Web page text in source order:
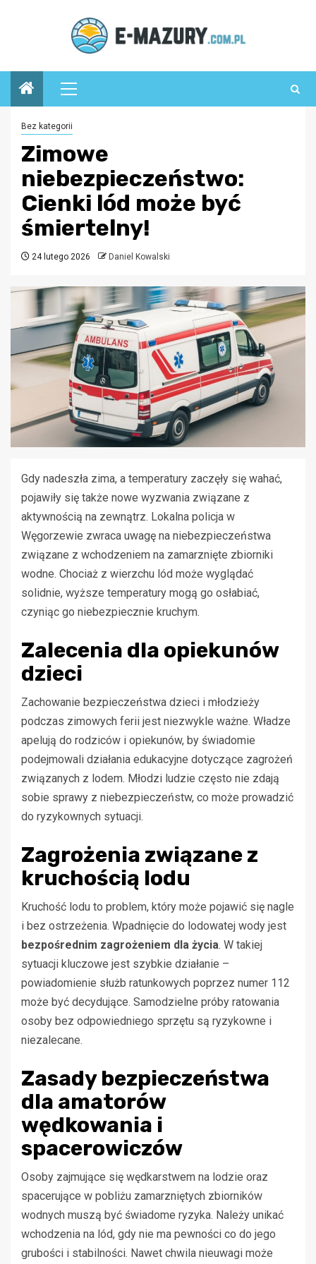
Menu
główne
Bez kategorii
Zimowe
niebezpieczeństwo:
Cienki lód może być
śmiertelny!
24 lutego 2026 Daniel Kowalski
Gdy nadeszła zima, a temperatury zaczęły się wahać,
pojawiły się także nowe wyzwania związane z
aktywnością na zewnątrz. Lokalna policja w
Węgorzewie zwraca uwagę na niebezpieczeństwa
związane z wchodzeniem na zamarznięte zbiorniki
wodne. Chociaż z wierzchu lód może wyglądać
solidnie, wyższe temperatury mogą go osłabiać,
czyniąc go niebezpiecznie kruchym.
Zalecenia dla opiekunów
dzieci
Zachowanie bezpieczeństwa dzieci i młodzieży
podczas zimowych ferii jest niezwykle ważne. Władze
apelują do rodziców i opiekunów, by świadomie
podejmowali działania edukacyjne dotyczące zagrożeń
związanych z lodem. Młodzi ludzie często nie zdają
sobie sprawy z niebezpieczeństw, co może prowadzić
do ryzykownych sytuacji.
Zagrożenia związane z
kruchością lodu
Kruchość lodu to problem, który może pojawić się nagle
i bez ostrzeżenia. Wpadnięcie do lodowatej wody jest
bezpośrednim zagrożeniem dla życia. W takiej
sytuacji kluczowe jest szybkie działanie –
powiadomienie służb ratunkowych poprzez numer 112
może być decydujące. Samodzielne próby ratowania
osoby bez odpowiedniego sprzętu są ryzykowne i
niezalecane.
Zasady bezpieczeństwa
dla amatorów
wędkowania i
spacerowiczów
Osoby zajmujące się wędkarstwem na lodzie oraz
spacerujące w pobliżu zamarzniętych zbiorników
wodnych muszą być świadome ryzyka. Należy unikać
wchodzenia na lód, gdy nie ma pewności co do jego
grubości i stabilności. Nawet chwila nieuwagi może